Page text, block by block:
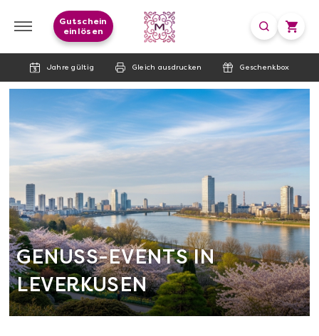
Jahre gültig Gleich ausdrucken Geschenkbox
Gutschein
einlösen
GENUSS-EVENTS IN
LEVERKUSEN